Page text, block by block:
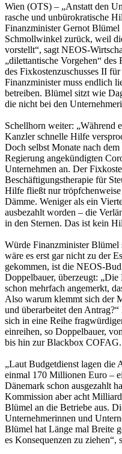
Wien (OTS) – „Anstatt den
rasche und unbürokratische
Finanzminister Gernot
Schmollwinkel zurück, weil
vorstellt“, sagt NEOS-
„dilettantische Vorgehen“
des Fixkostenzuschusses II
Finanzminister muss endlich
betreiben. Blümel sitzt wie
die nicht bei den
Schellhorn weiter: „Während
Kanzler schnelle Hilfe
Doch selbst Monate nach
Regierung angekündigten
Unternehmen an. Der
Beschäftigungstherapie für
Hilfe fließt nur
Dämme. Weniger als ein
ausbezahlt worden – die
in den Sternen. Das ist kein
Würde Finanzminister Blümel
wäre es erst gar nicht zu der
gekommen, ist die NEOS-
Doppelbauer, überzeugt:
schon mehrfach angemerkt,
Also warum klemmt sich der
und überarbeitet den
sich in eine Reihe
einreihen, so Doppelbauer,
bis hin zur Blackbox COFAG.
„Laut Budgetdienst lagen die
einmal 170 Millionen Euro –
Dänemark schon ausgezahlt
Kommission aber acht
Blümel an die Betriebe aus.
Unternehmerinnen und
Blümel hat Länge mal Breite
es Konsequenzen zu ziehen“,